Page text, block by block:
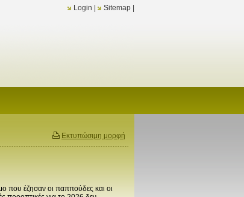
Login Sitemap
Εκτυπώσιμη μορφή
που έζησαν οι παππούδες και οι